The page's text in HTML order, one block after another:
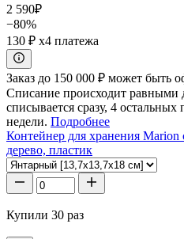
2 590₽
−80%
130 ₽ x4 платежа
Заказ до 150 000 ₽ может быть
Списание происходит равными
списывается сразу, 4
недели. Подробнее
Контейнер для хранения
дерево, пластик
Купили 30 раз